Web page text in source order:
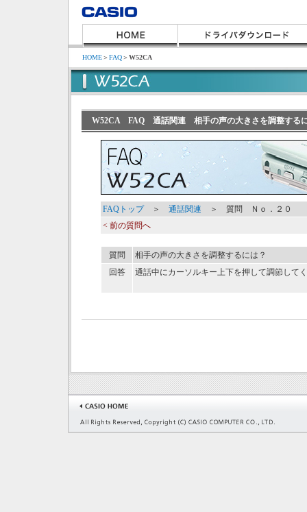
HOME＞FAQ＞W52CA
W52CA FAQ 通話関連 相手の声の大きさを調整する
FAQトップ＞ 通話関連 ＞ 質問 Ｎｏ．２０
< 前の質問へ
質問
相手の声の大きさを調整するには？
回答
通話中にカーソルキー上下を押して調節して